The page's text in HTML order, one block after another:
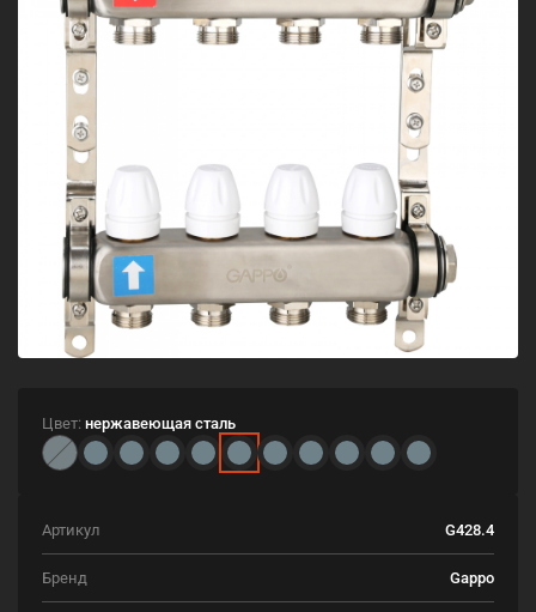
Цвет: нержавеющая сталь
Артикул G428.4
Бренд Gappo